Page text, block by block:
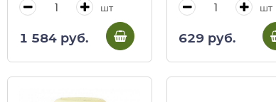
шт
1 584 руб.
шт
629 руб.